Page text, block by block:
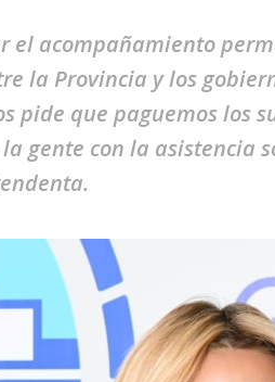
el acompañamiento
la Provincia y los
pide que paguemos los
gente con la asistencia